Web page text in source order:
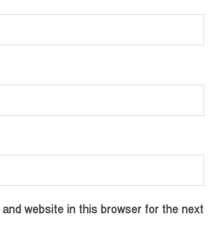
and website in this browser for the next